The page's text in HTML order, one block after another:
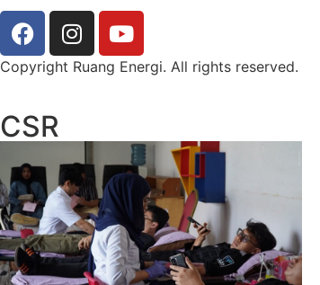
Copyright Ruang Energi. All rights reserved.
CSR